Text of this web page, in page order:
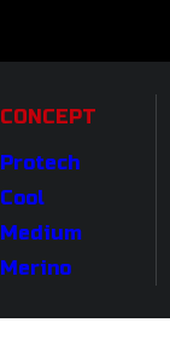
CONCEPT
Protech
Cool
Medium
Merino